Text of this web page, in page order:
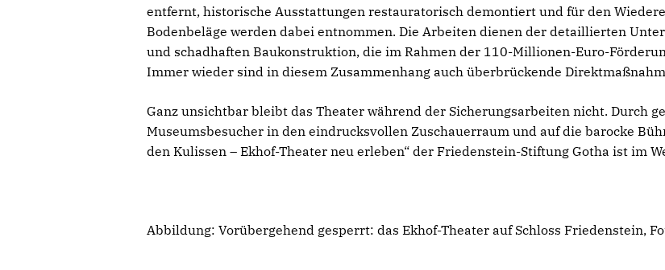
entfernt, historische Ausstattungen restauratorisch demontiert und für den
Bodenbeläge werden dabei entnommen. Die Arbeiten dienen der detaillierten
und schadhaften Baukonstruktion, die im Rahmen der 110-Millionen-Euro-
Immer wieder sind in diesem Zusammenhang auch überbrückende
Ganz unsichtbar bleibt das Theater während der Sicherungsarbeiten nicht. Durch
Museumsbesucher in den eindrucksvollen Zuschauerraum und auf die barocke
den Kulissen – Ekhof-Theater neu erleben“ der Friedenstein-Stiftung Gotha ist im
Abbildung: Vorübergehend gesperrt: das Ekhof-Theater auf Schloss Friedenstein,